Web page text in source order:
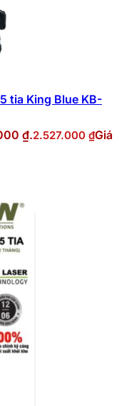
tia King Blue KB-
₫.2.527.000 ₫Giá